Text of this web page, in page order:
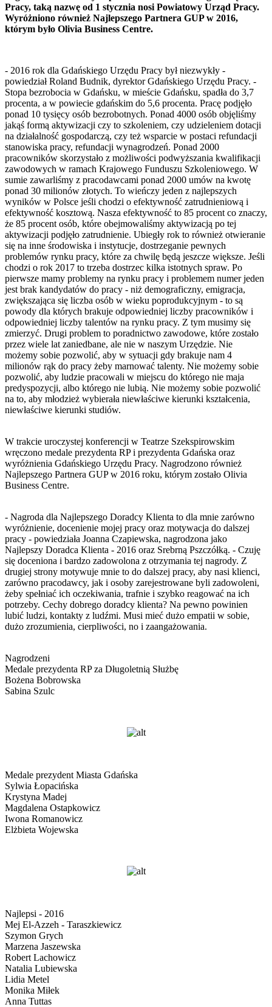
Pracy, taką nazwę od 1 stycznia nosi Powiatowy Urząd Pracy.
Wyróżniono również Najlepszego Partnera GUP w 2016,
którym było Olivia Business Centre.
- 2016 rok dla Gdańskiego Urzędu Pracy był niezwykły -
powiedział Roland Budnik, dyrektor Gdańskiego Urzędu Pracy. -
Stopa bezrobocia w Gdańsku, w mieście Gdańsku, spadła do 3,7
procenta, a w powiecie gdańskim do 5,6 procenta. Pracę podjęło
ponad 10 tysięcy osób bezrobotnych. Ponad 4000 osób objęliśmy
jakąś formą aktywizacji czy to szkoleniem, czy udzieleniem dotacji
na działalność gospodarczą, czy też wsparcie w postaci refundacji
stanowiska pracy, refundacji wynagrodzeń. Ponad 2000
pracowników skorzystało z możliwości podwyższania kwalifikacji
zawodowych w ramach Krajowego Funduszu Szkoleniowego. W
sumie zawarliśmy z pracodawcami ponad 2000 umów na kwotę
ponad 30 milionów złotych. To wieńczy jeden z najlepszych
wyników w Polsce jeśli chodzi o efektywność zatrudnieniową i
efektywność kosztową. Nasza efektywność to 85 procent co znaczy,
że 85 procent osób, które obejmowaliśmy aktywizacją po tej
aktywizacji podjęło zatrudnienie. Ubiegły rok to również otwieranie
się na inne środowiska i instytucje, dostrzeganie pewnych
problemów rynku pracy, które za chwilę będą jeszcze większe. Jeśli
chodzi o rok 2017 to trzeba dostrzec kilka istotnych spraw. Po
pierwsze mamy problemy na rynku pracy i problemem numer jeden
jest brak kandydatów do pracy - niż demograficzny, emigracja,
zwiększająca się liczba osób w wieku poprodukcyjnym - to są
powody dla których brakuje odpowiedniej liczby pracowników i
odpowiedniej liczby talentów na rynku pracy. Z tym musimy się
zmierzyć. Drugi problem to poradnictwo zawodowe, które zostało
przez wiele lat zaniedbane, ale nie w naszym Urzędzie. Nie
możemy sobie pozwolić, aby w sytuacji gdy brakuje nam 4
milionów rąk do pracy żeby marnować talenty. Nie możemy sobie
pozwolić, aby ludzie pracowali w miejscu do którego nie maja
predyspozycji, albo którego nie lubią. Nie możemy sobie pozwolić
na to, aby młodzież wybierała niewłaściwe kierunki kształcenia,
niewłaściwe kierunki studiów.
W trakcie uroczystej konferencji w Teatrze Szekspirowskim
wręczono medale prezydenta RP i prezydenta Gdańska oraz
wyróżnienia Gdańskiego Urzędu Pracy. Nagrodzono również
Najlepszego Partnera GUP w 2016 roku, którym zostało Olivia
Business Centre.
- Nagroda dla Najlepszego Doradcy Klienta to dla mnie zarówno
wyróżnienie, docenienie mojej pracy oraz motywacja do dalszej
pracy - powiedziała Joanna Czapiewska, nagrodzona jako
Najlepszy Doradca Klienta - 2016 oraz Srebrną Pszczółką. - Czuję
się doceniona i bardzo zadowolona z otrzymania tej nagrody. Z
drugiej strony motywuje mnie to do dalszej pracy, aby nasi klienci,
zarówno pracodawcy, jak i osoby zarejestrowane byli zadowoleni,
żeby spełniać ich oczekiwania, trafnie i szybko reagować na ich
potrzeby. Cechy dobrego doradcy klienta? Na pewno powinien
lubić ludzi, kontakty z ludźmi. Musi mieć dużo empatii w sobie,
dużo zrozumienia, cierpliwości, no i zaangażowania.
Nagrodzeni
Medale prezydenta RP za Długoletnią Służbę
Bożena Bobrowska
Sabina Szulc
Medale prezydent Miasta Gdańska
Sylwia Łopacińska
Krystyna Madej
Magdalena Ostapkowicz
Iwona Romanowicz
Elżbieta Wojewska
Najlepsi - 2016
Mej El-Azzeh - Taraszkiewicz
Szymon Grych
Marzena Jaszewska
Robert Lachowicz
Natalia Lubiewska
Lidia Metel
Monika Miłek
Anna Tuttas